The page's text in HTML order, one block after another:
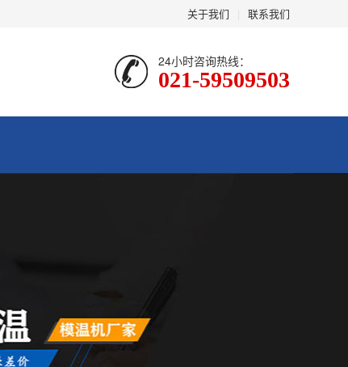
关于我们 联系我们
24小时咨询热线：
021-59509503